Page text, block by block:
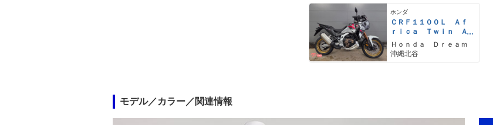
ホンダ
ＣＲＦ１１００Ｌ Ａｆ
ｒｉｃａ Ｔｗｉｎ Ａ
ｄｖｅｎｔｕｒｅＳｐｏ
ｒｔｓ ＥＳ ＤＣＴ
Ｈｏｎｄａ Ｄｒｅａｍ
沖縄北谷
モデル／カラー／関連情報